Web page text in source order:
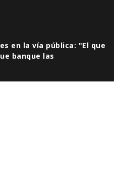
en la vía pública: "El que
banque las